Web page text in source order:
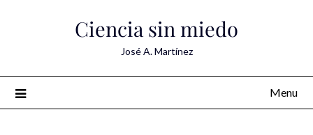
Ciencia sin miedo
José A. Martínez
Menu